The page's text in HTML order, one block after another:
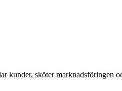
sköter marknadsföringen